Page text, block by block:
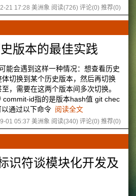
21 17:28 美洲象 阅读(726) 评论(0) 推荐(0)
版本的最佳实践
能会遇到这样一种情况：想查看历史
切换到某个历史版本，然后再切换
，需要在这两个版本间多次切换。
commit-id指的是版本hash值 git chec
通过以下命令 阅读全文
01 05:37 美洲象 阅读(340) 评论(0) 推荐(0)
识符谈模块化开发及